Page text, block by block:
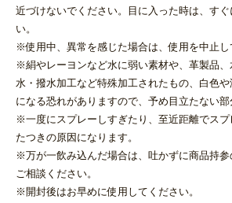
近づけないでください。目に入った時は、す
い。
※使用中、異常を感じた場合は、使用を中止し
※絹やレーヨンなど水に弱い素材や、革製品
水・撥水加工など特殊加工されたもの、白色や
になる恐れがありますので、予め目立たない部
※一度にスプレーしすぎたり、至近距離でス
たつきの原因になります。
※万が一飲み込んだ場合は、吐かずに商品持
ご相談ください。
※開封後はお早めに使用してください。